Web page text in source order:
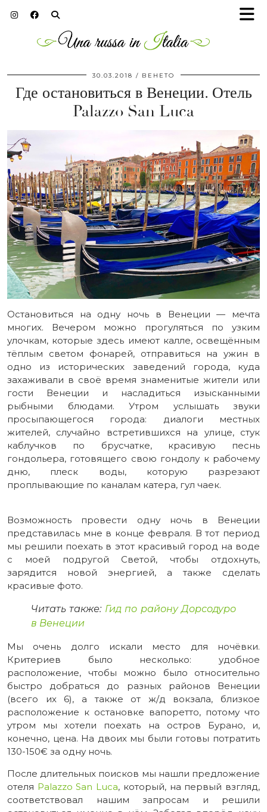
30.03.2018 ВЕНЕТО
Где остановиться в Венеции. Отель
Palazzo San Luca
Остановиться на одну ночь в Венеции — мечта
многих. Вечером можно прогуляться по узким
улочкам, которые здесь имеют калле, освещённым
тёплым светом фонарей, отправиться на ужин в
одно из исторических заведений города, куда
захаживали в своё время знаменитые жители или
гости Венеции и насладиться изысканными
рыбными блюдами. Утром услышать звуки
просыпающегося города: диалоги местных
жителей, случайно встретившихся на улице, стук
каблучков по брусчатке, красивую песнь
гондольера, готовящего свою гондолу к рабочему
дню, плеск воды, которую разрезают
проплывающие по каналам катера, гул чаек.
Возможность провести одну ночь в Венеции
представилась мне в конце февраля. В тот период
мы решили поехать в этот красивый город на воде
с моей подругой Светой, чтобы отдохнуть,
зарядится новой энергией, а также сделать
красивые фото.
Читать также: Гид по району Дорсодуро
в Венеции
Мы очень долго искали место для ночёвки.
Критериев было несколько: удобное
расположение, чтобы можно было относительно
быстро добраться до разных районов Венеции
(всего их 6), а также от ж/д вокзала, близкое
расположение к остановке вапоретто, потому что
утром мы хотели поехать на остров Бурано, и,
конечно, цена. На двоих мы были готовы потратить
130-150€ за одну ночь.
После длительных поисков мы нашли предложение
отеля Palazzo San Luca, который, на первый взгляд,
соответствовал нашим запросам и решили